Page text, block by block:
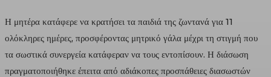
Η μητέρα κατάφερε να κρατήσει τα παιδιά της ζωντανά για 11
ολόκληρες ημέρες, προσφέροντας μητρικό γάλα μέχρι τη στιγμή που
τα σωστικά συνεργεία κατάφεραν να τους εντοπίσουν. Η διάσωση
πραγματοποιήθηκε έπειτα από αδιάκοπες προσπάθειες διασωστών